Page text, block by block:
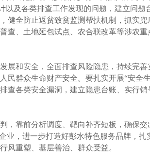
及各类排查工作发现的问题，建立问
健全防止返贫致贫监测帮扶机制，抓实
、土地延包试点、农合联改革等涉农重
展和安全，全面排查风险隐患，持续完
群众生命财产安全。要扎实开展“安全
查各类安全漏洞，建立隐患台账、实行
，靠前分析调度、靶向补齐短板，确保
业，进一步打造好彭水特色服务品牌，
风重塑、基层善治、群众受益。